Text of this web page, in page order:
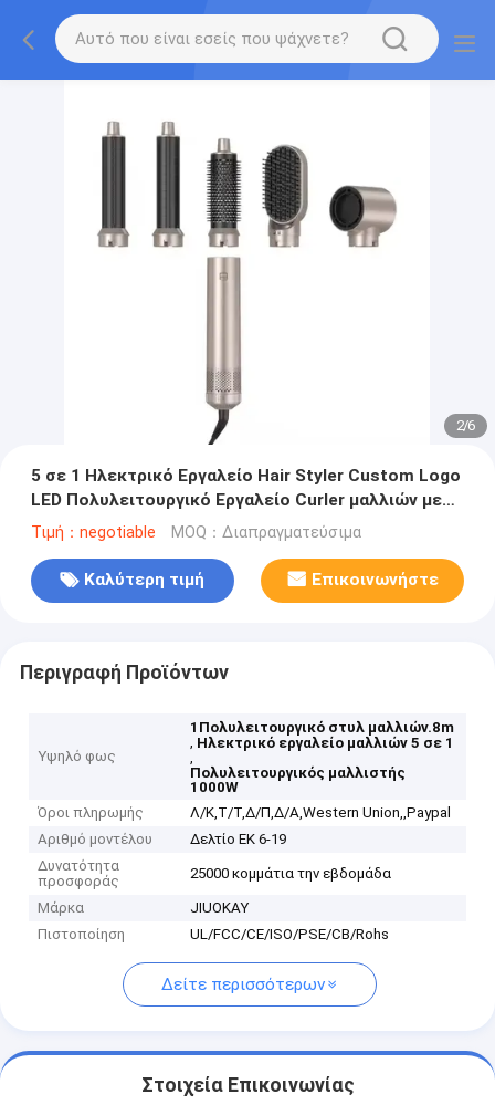
2/6
5 σε 1 Ηλεκτρικό Εργαλείο Hair Styler Custom Logo
LED Πολυλειτουργικό Εργαλείο Curler μαλλιών με
ισχύ 1000W και μήκος καλωδίου 1,8m
Τιμή：negotiable MOQ：Διαπραγματεύσιμα
Καλύτερη τιμή Επικοινωνήστε
Περιγραφή Προϊόντων
Υψηλό φως
1Πολυλειτουργικό στυλ μαλλιών.8m
, Ηλεκτρικό εργαλείο μαλλιών 5 σε 1
,
Πολυλειτουργικός μαλλιστής
1000W
Όροι πληρωμής
Λ/Κ,Τ/Τ,Δ/Π,Δ/Α,Western Union,,Paypal
Αριθμό μοντέλου
Δελτίο ΕΚ 6-19
Δυνατότητα
προσφοράς
25000 κομμάτια την εβδομάδα
Μάρκα
JIUOKAY
Πιστοποίηση
UL/FCC/CE/ISO/PSE/CB/Rohs
Δείτε περισσότερων
Στοιχεία Επικοινωνίας